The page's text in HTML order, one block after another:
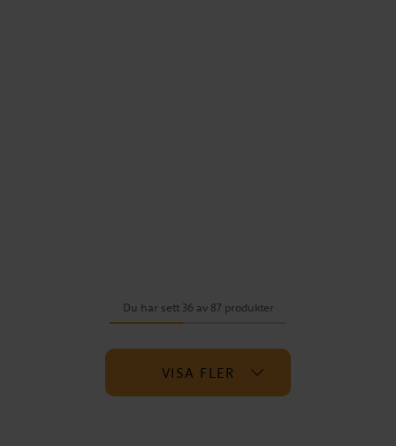
Du har sett 36 av 87 produkter
VISA FLER